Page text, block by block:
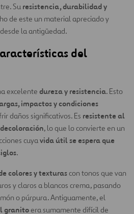
Su resistencia, durabilidad y
de este un material apreciado y
la antigüedad.
del
excelente dureza y resistencia. Esto
impactos y condiciones
daños significativos. Es resistente al
, lo que lo convierte en un
cuyavida útil se espera que
.
colores y texturascon tonos que van
y claros a blancos crema, pasando
o púrpura. Antiguamente, el
granito era sumamente difícil de